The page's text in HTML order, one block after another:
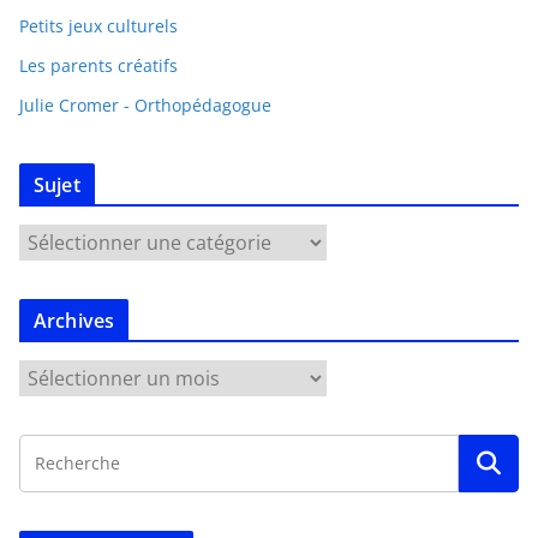
Petits jeux culturels
Les parents créatifs
Julie Cromer - Orthopédagogue
Sujet
Archives